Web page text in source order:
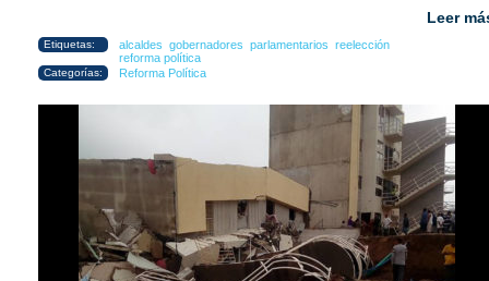
Leer
Etiquetas: alcaldes gobernadores parlamentarios reelección
reforma política
Categorías: Reforma Política